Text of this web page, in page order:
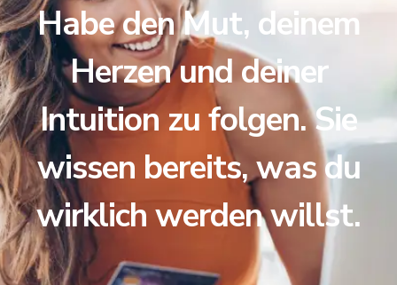
Habe den Mut, deinem
Herzen und deiner
Intuition zu folgen. Sie
wissen bereits, was du
wirklich werden willst.